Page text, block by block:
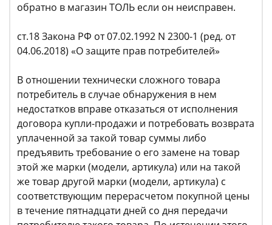
обратно в магазин ТОЛЬ если он неисправен.
ст.18 Закона РФ от 07.02.1992 N 2300-1 (ред. от
04.06.2018) «О защите прав потребителей»
В отношении технически сложного товара
потребитель в случае обнаружения в нем
недостатков вправе отказаться от исполнения
договора купли-продажи и потребовать возврата
уплаченной за такой товар суммы либо
предъявить требование о его замене на товар
этой же марки (модели, артикула) или на такой
же товар другой марки (модели, артикула) с
соответствующим перерасчетом покупной цены
в течение пятнадцати дней со дня передачи